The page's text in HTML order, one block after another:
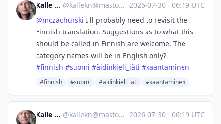
Kalle Kniivilä @kallekn@mastodonsweden.se ·2026-07-30 · 06:19 UTC
@mczachurski I'll probably need to revisit the
Finnish translation. Suggestions as to what this
should be called in Finnish are welcome. The
category names will be in English only?
#finnish #suomi #äidinkieli_iäti #kaantaminen
#finnish #suomi #aidinkieli_iati #kaantaminen
Kalle Kniivilä @kallekn@mastodonsweden.se ·2026-07-30 · 06:19 UTC